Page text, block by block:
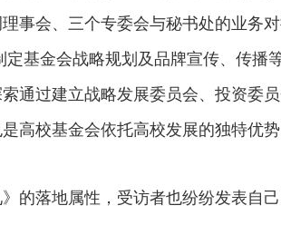
事会、三个专委会与秘书处的业务
定基金会战略规划及品牌宣传、传播
通过建立战略发展委员会、投资委
高校基金会依托高校发展的独特优
落地属性，受访者也纷纷发表自己